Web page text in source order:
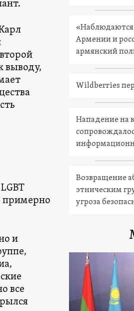
выводу,
примерно
и
все
«Наблюдаются
Армении и
армянский
Wildberries
Нападение на
Возвращение
этническим
угроза